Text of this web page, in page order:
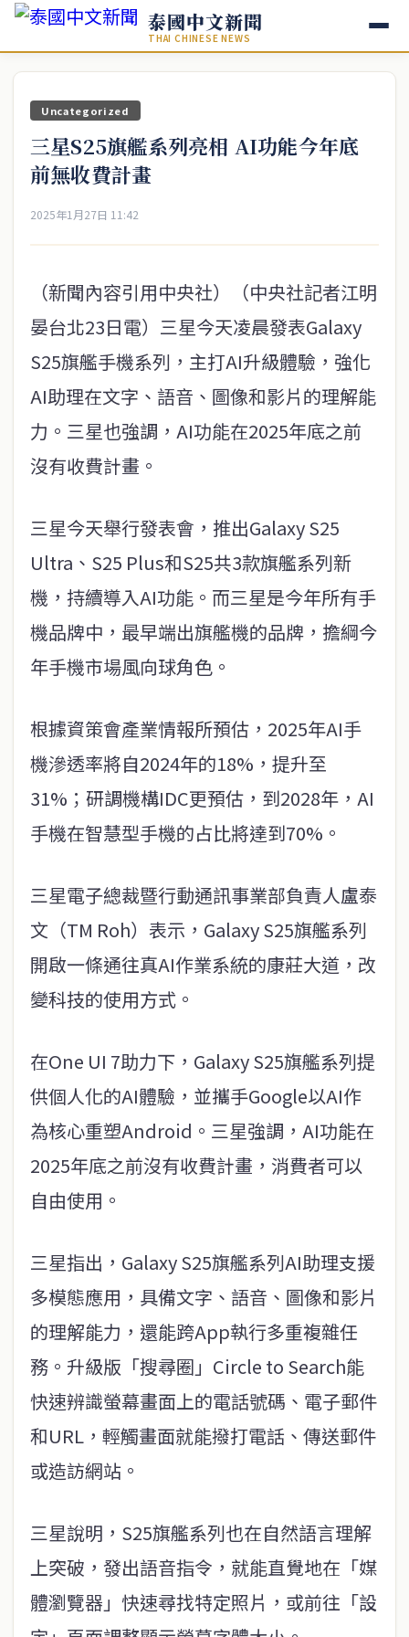
泰國中文新聞
THAI CHINESE NEWS
Uncategorized
三星S25旗艦系列亮相 AI功能今年底
前無收費計畫
2025年1月27日 11:42
（新聞內容引用中央社）（中央社記者江明
晏台北23日電）三星今天凌晨發表Galaxy
S25旗艦手機系列，主打AI升級體驗，強化
AI助理在文字、語音、圖像和影片的理解能
力。三星也強調，AI功能在2025年底之前
沒有收費計畫。
三星今天舉行發表會，推出Galaxy S25
Ultra、S25 Plus和S25共3款旗艦系列新
機，持續導入AI功能。而三星是今年所有手
機品牌中，最早端出旗艦機的品牌，擔綱今
年手機市場風向球角色。
根據資策會產業情報所預估，2025年AI手
機滲透率將自2024年的18%，提升至
31%；研調機構IDC更預估，到2028年，AI
手機在智慧型手機的占比將達到70%。
三星電子總裁暨行動通訊事業部負責人盧泰
文（TM Roh）表示，Galaxy S25旗艦系列
開啟一條通往真AI作業系統的康莊大道，改
變科技的使用方式。
在One UI 7助力下，Galaxy S25旗艦系列提
供個人化的AI體驗，並攜手Google以AI作
為核心重塑Android。三星強調，AI功能在
2025年底之前沒有收費計畫，消費者可以
自由使用。
三星指出，Galaxy S25旗艦系列AI助理支援
多模態應用，具備文字、語音、圖像和影片
的理解能力，還能跨App執行多重複雜任
務。升級版「搜尋圈」Circle to Search能
快速辨識螢幕畫面上的電話號碼、電子郵件
和URL，輕觸畫面就能撥打電話、傳送郵件
或造訪網站。
三星說明，S25旗艦系列也在自然語言理解
上突破，發出語音指令，就能直覺地在「媒
體瀏覽器」快速尋找特定照片，或前往「設